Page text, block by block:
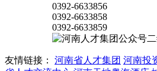
0392-6633856
0392-6633858
0392-6633859
友情链接： 河南省人才集团 河南投